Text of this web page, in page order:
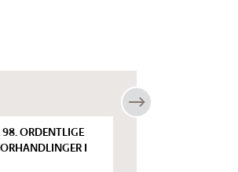
ORDENTLIGE
I